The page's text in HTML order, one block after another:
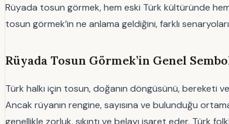
Rüyada tosun görmek, hem eski Türk kültüründe
tosun görmek’in ne anlama geldiğini, farklı
Rüyada Tosun Görmek’in Genel
Türk halkı için tosun, doğanın döngüsünü, bereketi
Ancak rüyanın rengine, sayısına ve bulunduğu
genellikle zorluk, sıkıntı ve belayı işaret eder. Türk